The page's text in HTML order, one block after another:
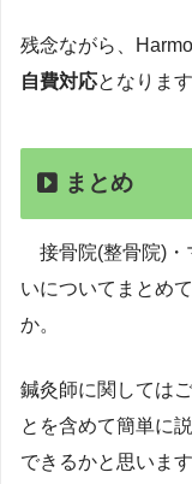
残念ながら、
自費対応となります
まとめ
接骨院(整骨院)・
いについてまとめ
か。
鍼灸師に関しては
とを含めて簡単に
できるかと思います